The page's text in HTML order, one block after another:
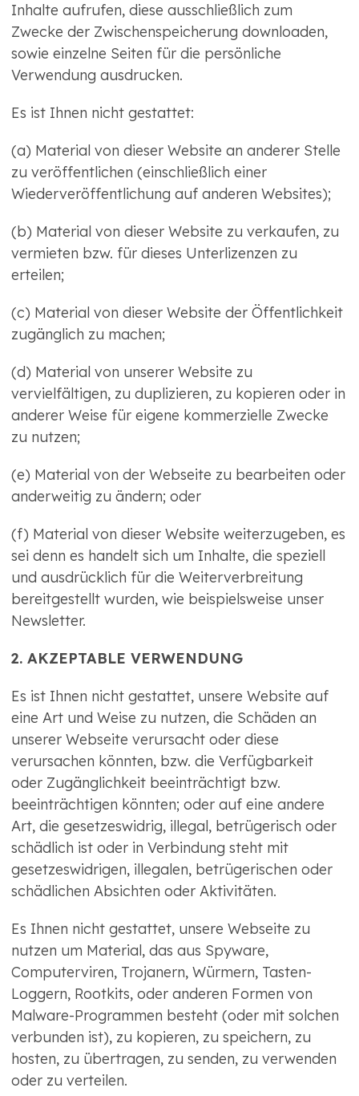
Inhalte aufrufen, diese ausschließlich zum
Zwecke der Zwischenspeicherung downloaden,
sowie einzelne Seiten für die persönliche
Verwendung ausdrucken.
Es ist Ihnen nicht gestattet:
(a) Material von dieser Website an anderer Stelle
zu veröffentlichen (einschließlich einer
Wiederveröffentlichung auf anderen Websites);
(b) Material von dieser Website zu verkaufen, zu
vermieten bzw. für dieses Unterlizenzen zu
erteilen;
(c) Material von dieser Website der Öffentlichkeit
zugänglich zu machen;
(d) Material von unserer Website zu
vervielfältigen, zu duplizieren, zu kopieren oder in
anderer Weise für eigene kommerzielle Zwecke
zu nutzen;
(e) Material von der Webseite zu bearbeiten oder
anderweitig zu ändern; oder
(f) Material von dieser Website weiterzugeben, es
sei denn es handelt sich um Inhalte, die speziell
und ausdrücklich für die Weiterverbreitung
bereitgestellt wurden, wie beispielsweise unser
Newsletter.
2. AKZEPTABLE VERWENDUNG
Es ist Ihnen nicht gestattet, unsere Website auf
eine Art und Weise zu nutzen, die Schäden an
unserer Webseite verursacht oder diese
verursachen könnten, bzw. die Verfügbarkeit
oder Zugänglichkeit beeinträchtigt bzw.
beeinträchtigen könnten; oder auf eine andere
Art, die gesetzeswidrig, illegal, betrügerisch oder
schädlich ist oder in Verbindung steht mit
gesetzeswidrigen, illegalen, betrügerischen oder
schädlichen Absichten oder Aktivitäten.
Es Ihnen nicht gestattet, unsere Webseite zu
nutzen um Material, das aus Spyware,
Computerviren, Trojanern, Würmern, Tasten-
Loggern, Rootkits, oder anderen Formen von
Malware-Programmen besteht (oder mit solchen
verbunden ist), zu kopieren, zu speichern, zu
hosten, zu übertragen, zu senden, zu verwenden
oder zu verteilen.